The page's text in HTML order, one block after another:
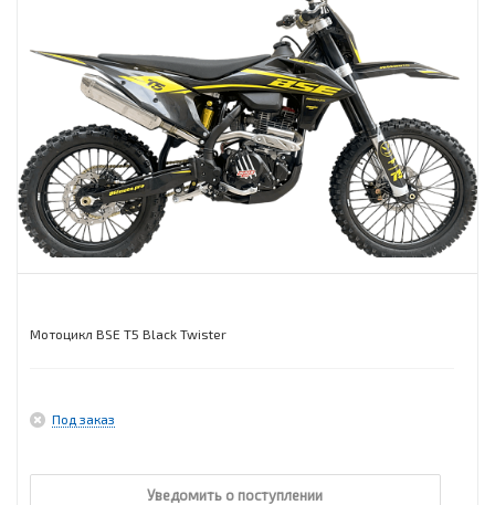
Мотоцикл BSE T5 Black Twister
Под заказ
Уведомить о поступлении